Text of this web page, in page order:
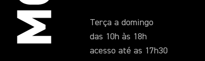
Terça a domingo
das 10h às 18h
acesso até as 17h30